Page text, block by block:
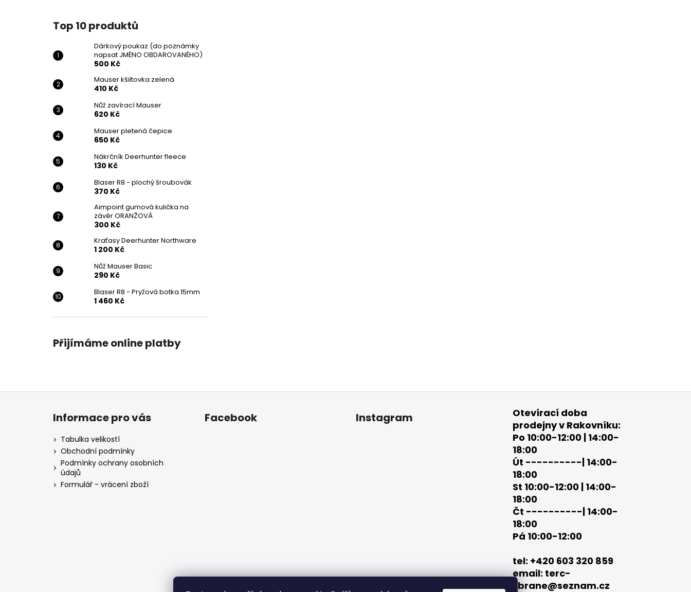
Top 10 produktů
Dárkový poukaz (do poznámky
napsat JMÉNO OBDAROVANÉHO)
500 Kč
Mauser kšiltovka zelená
410 Kč
Nůž zavírací Mauser
620 Kč
Mauser pletená čepice
650 Kč
Nákrčník Deerhunter fleece
130 Kč
Blaser R8 - plochý šroubovák
370 Kč
Aimpoint gumová kulička na
závěr ORANŽOVÁ
300 Kč
Kraťasy Deerhunter Northware
1 200 Kč
Nůž Mauser Basic
290 Kč
Blaser R8 - Pryžová botka 15mm
1 460 Kč
Přijímáme online platby
Z
Informace pro vás
Tabulka velikostí
Obchodní podmínky
Podmínky ochrany osobních
údajů
Formulář - vrácení zboží
Facebook Instagram
Otevírací doba
prodejny v Rakovníku:
Po 10:00-12:00 | 14:00-
18:00
Út ----------| 14:00-
18:00
St 10:00-12:00 | 14:00-
18:00
Čt ----------| 14:00-
18:00
Pá 10:00-12:00
tel: +420 603 320 859
email: terc-
zbrane@seznam.cz